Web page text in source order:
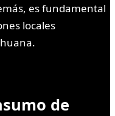
es fundamental
locales
de